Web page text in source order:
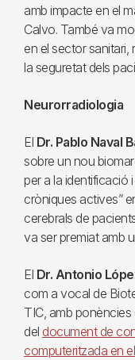
amb impacte en el
Calvo. També va
en el sector sanitari,
la seguretat dels
Neurorradiologia
El Dr. Pablo Naval
sobre un nou
per a la identificació
cròniques actives”
cerebrals de
va ser premiat amb
El Dr. Antonio
com a vocal de
TIC, amb ponències
del document de
computeritzada en